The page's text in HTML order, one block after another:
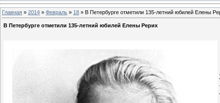
Главная » 2014 » Февраль » 18 » В Петербурге отметили 135-летний юбилей Елены
В Петербурге отметили 135-летний юбилей Елены Рерих